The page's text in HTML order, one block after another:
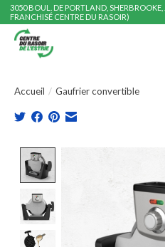
3050 BOUL. DE PORTLAND,
FRANCHISÉ CENTRE DU RASOIR)
Accueil / Gaufrier convertible